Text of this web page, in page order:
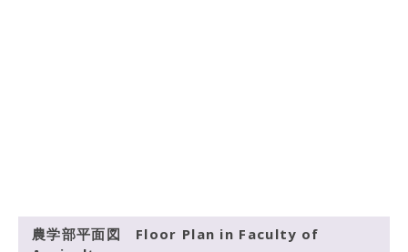
農学部平面図 Floor Plan in Faculty of